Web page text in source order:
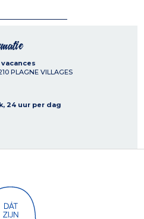
PLAGNE VILLAGES
24 uur per dag